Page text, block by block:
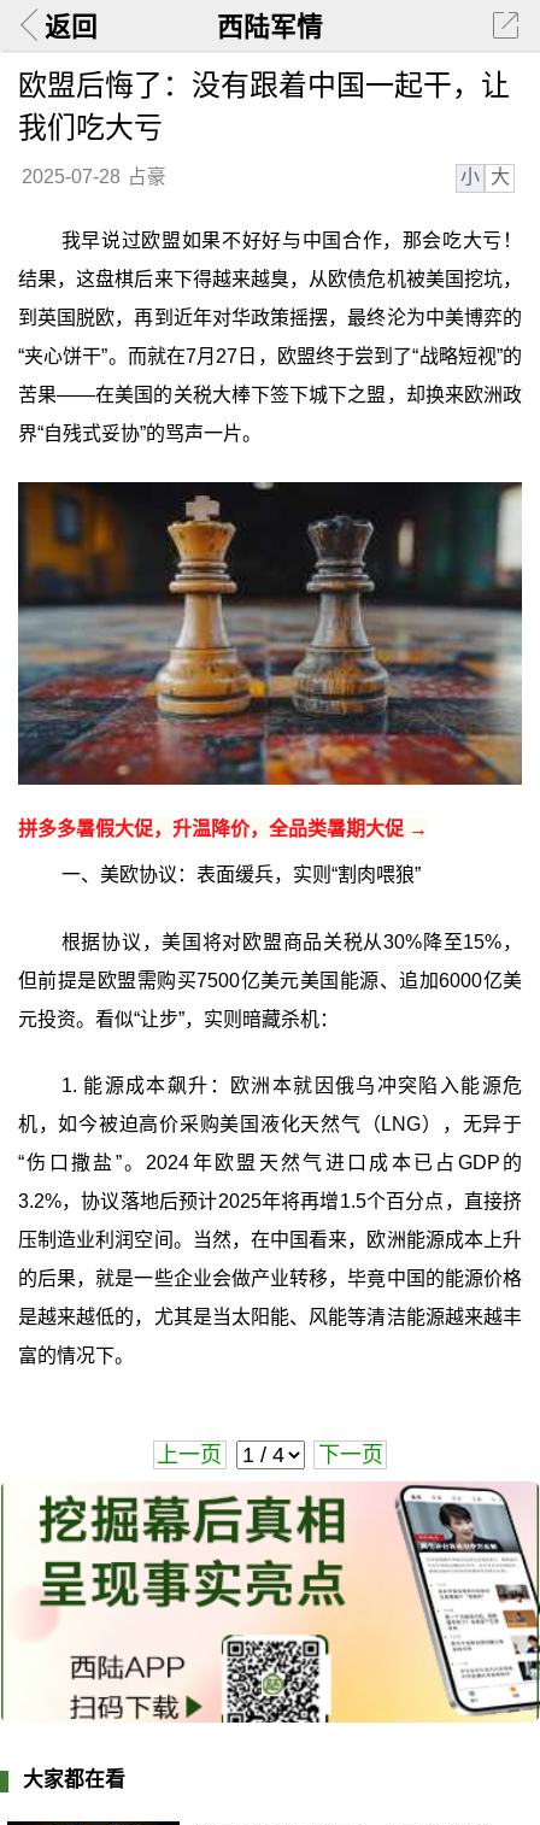
返回 西陆军情
欧盟后悔了：没有跟着中国一起干，让
我们吃大亏
2025-07-28 占豪 小 大
我早说过欧盟如果不好好与中国合作，那会吃大亏！
结果，这盘棋后来下得越来越臭，从欧债危机被美国挖坑，
到英国脱欧，再到近年对华政策摇摆，最终沦为中美博弈的
“夹心饼干”。而就在7月27日，欧盟终于尝到了“战略短视”的
苦果——在美国的关税大棒下签下城下之盟，却换来欧洲政
界“自残式妥协”的骂声一片。
拼多多暑假大促，升温降价，全品类暑期大促 →
一、美欧协议：表面缓兵，实则“割肉喂狼”
根据协议，美国将对欧盟商品关税从30%降至15%，
但前提是欧盟需购买7500亿美元美国能源、追加6000亿美
元投资。看似“让步”，实则暗藏杀机：
1. 能源成本飙升：欧洲本就因俄乌冲突陷入能源危
机，如今被迫高价采购美国液化天然气（LNG），无异于
“伤口撒盐”。2024年欧盟天然气进口成本已占GDP的
3.2%，协议落地后预计2025年将再增1.5个百分点，直接挤
压制造业利润空间。当然，在中国看来，欧洲能源成本上升
的后果，就是一些企业会做产业转移，毕竟中国的能源价格
是越来越低的，尤其是当太阳能、风能等清洁能源越来越丰
富的情况下。
上一页 下一页
大家都在看